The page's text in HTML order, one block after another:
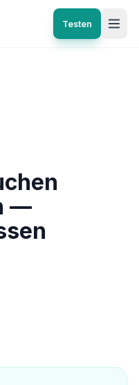
Testen
—